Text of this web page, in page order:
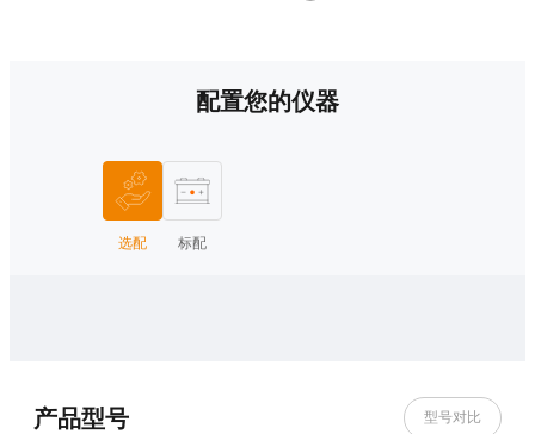
配置您的仪器
选配 标配
产品型号 型号对比